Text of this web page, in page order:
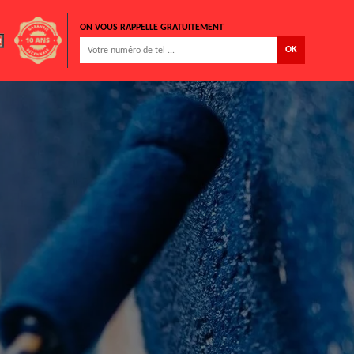
ON VOUS RAPPELLE GRATUITEMENT